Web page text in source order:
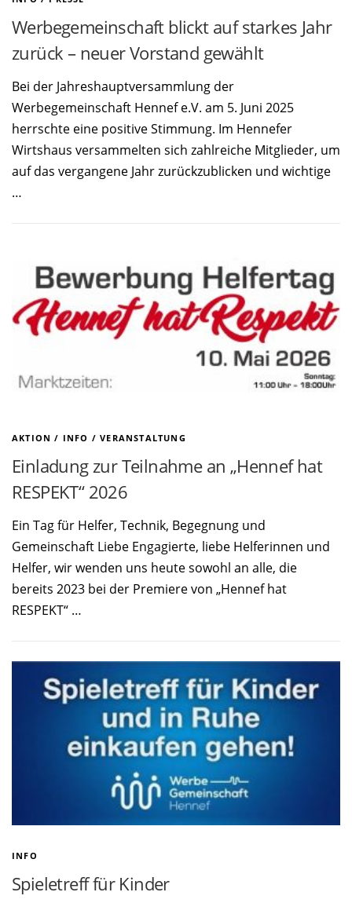
Werbegemeinschaft blickt auf starkes Jahr
zurück – neuer Vorstand gewählt
Bei der Jahreshauptversammlung der
Werbegemeinschaft Hennef e.V. am 5. Juni 2025
herrschte eine positive Stimmung. Im Hennefer
Wirtshaus versammelten sich zahlreiche Mitglieder, um
auf das vergangene Jahr zurückzublicken und wichtige
…
AKTION / INFO /VERANSTALTUNG
Einladung zur Teilnahme an „Hennef hat
RESPEKT“ 2026
Ein Tag für Helfer, Technik, Begegnung und
Gemeinschaft Liebe Engagierte, liebe Helferinnen und
Helfer, wir wenden uns heute sowohl an alle, die
bereits 2023 bei der Premiere von „Hennef hat
RESPEKT“ …
INFO
Spieletreff für Kinder